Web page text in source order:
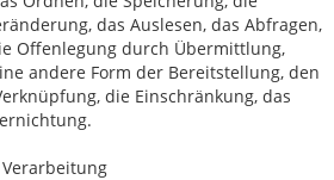
das Auslesen, das Abfragen,
Offenlegung durch Übermittlung,
andere Form der Bereitstellung, den
die Einschränkung, das